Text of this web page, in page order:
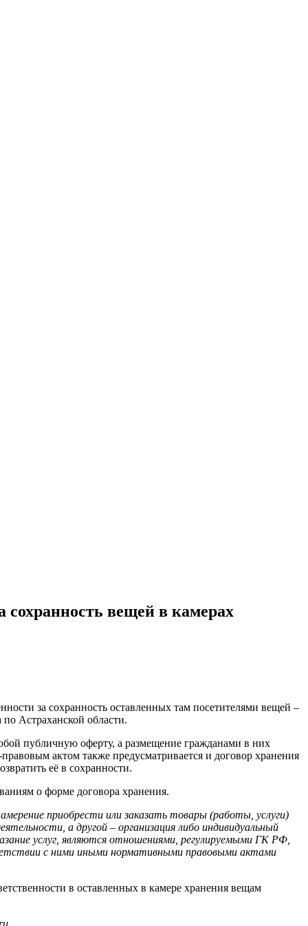
сохранность вещей в камерах
за сохранность оставленных там посетителями вещей –
Астраханской области.
публичную оферту, а размещение гражданами в них
актом также предусматривается и договор хранения
её в сохранности.
о форме договора хранения.
приобрести или заказать товары (работы, услуги)
а другой – организация либо индивидуальный
услуг, являются отношениями, регулируемыми ГК РФ,
с ними иными нормативными правовыми актами
в оставленных в камере хранения вещам